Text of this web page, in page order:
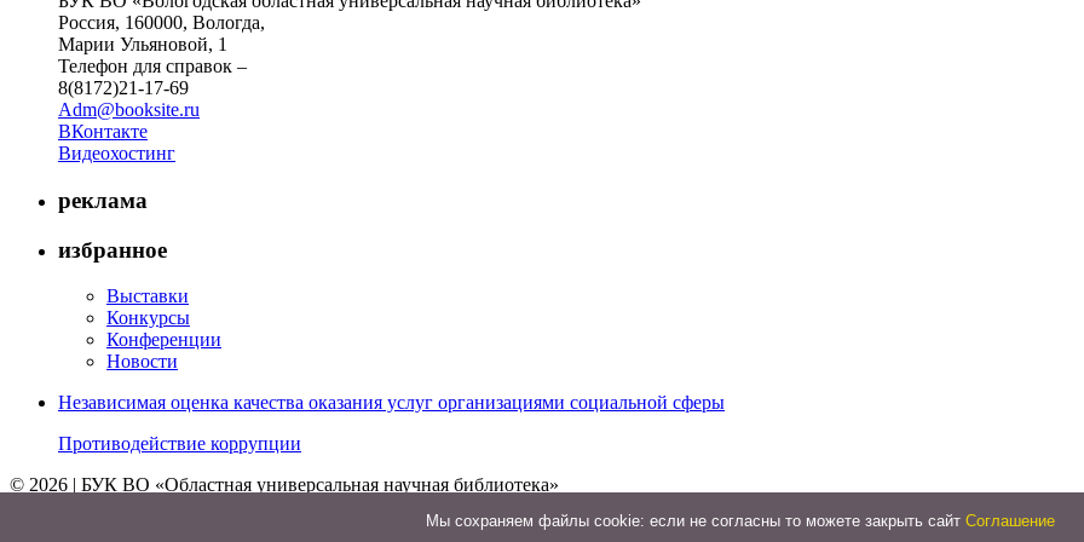
Россия, 160000, Вологда,
Марии Ульяновой, 1
Телефон для справок –
8(8172)21-17-69
Adm@booksite.ru
ВКонтакте
Видеохостинг
реклама
избранное
Выставки
Конкурсы
Конференции
Новости
Независимая оценка качества оказания услуг организациями социальной сферы
Противодействие коррупции
© 2026 | БУК ВО «Областная универсальная научная библиотека»
Мы cохраняем файлы cookie: если не согласны то можете закрыть сайт Соглашение